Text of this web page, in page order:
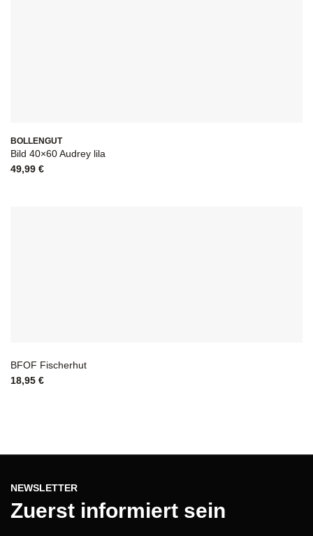
BOLLENGUT
Bild 40×60 Audrey lila
49,99 €
BFOF Fischerhut
18,95 €
NEWSLETTER
Zuerst informiert sein